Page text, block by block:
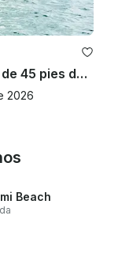
¡Alquile este hermoso Four Winns de 45 pies de descuento con 100$ o una moto acuática GRATIS de lunes a viernes!
2026
Beach